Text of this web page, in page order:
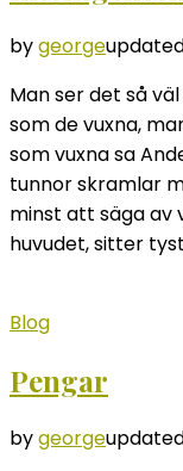
bygeorge
Man ser det så
som de vuxna,
som vuxna sa
tunnor skramlar
minst att säga av
huvudet, sitter
Blog
Pengar
bygeorge